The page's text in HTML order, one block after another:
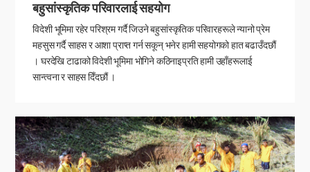
बहुसांस्कृतिक परिवारलाई सहयोग
विदेशी भूमिमा रहेर परिश्रम गर्दै जिउने बहुसांस्कृतिक परिवारहरूले न्यानो प्रेम
महसुस गर्दै साहस र आशा प्राप्त गर्न सकून् भनेर हामी सहयोगको हात बढाउँदछौं
। घरदेखि टाढाको विदेशी भूमिमा भोगिने कठिनाइप्रति हामी उहाँहरूलाई
सान्त्वना र साहस दिँदछौं ।